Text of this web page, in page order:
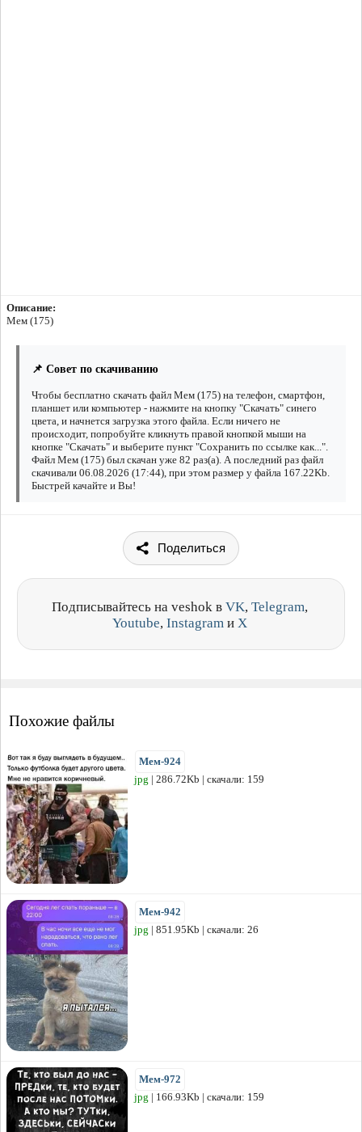
Описание:
Мем (175)
📌 Совет по скачиванию
Чтобы бесплатно скачать файл Мем (175) на телефон, смартфон,
планшет или компьютер - нажмите на кнопку "Скачать" синего
цвета, и начнется загрузка этого файла. Если ничего не
происходит, попробуйте кликнуть правой кнопкой мыши на
кнопке "Скачать" и выберите пункт "Сохранить по ссылке как...".
Файл Мем (175) был скачан уже 82 раз(а). А последний раз файл
скачивали 06.08.2026 (17:44), при этом размер у файла 167.22Kb.
Быстрей качайте и Вы!
Поделиться
Подписывайтесь на veshok в VK, Telegram,
Youtube, Instagram и X
Похожие файлы
Мем-924
jpg | 286.72Kb | скачали: 159
Мем-942
jpg | 851.95Kb | скачали: 26
Мем-972
jpg | 166.93Kb | скачали: 159